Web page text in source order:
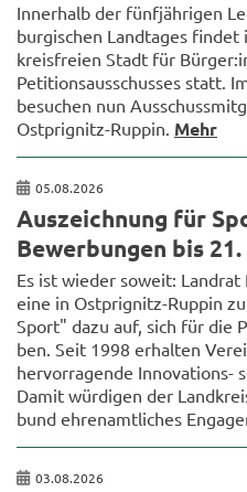
In­ner­halb der fünf­jäh­ri­gen
bur­gi­schen Land­ta­ges
kreis­frei­en Stadt für
Pe­ti­ti­ons­aus­schus­ses statt.
be­su­chen nun
Ostprignitz-​Ruppin. Mehr
05.08.2026
Aus­zeich­nung für
Be­wer­bun­gen bis
Es ist wie­der so­weit:
ei­ne in Ostprignitz-​Ruppin
Sport" dazu auf, sich für die
ben. Seit 1998 er­hal­ten
her­vor­ra­gen­de Innovations-​
Damit wür­di­gen der
bund eh­ren­amt­li­ches
03.08.2026